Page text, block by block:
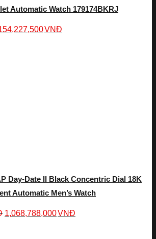
Automatic Watch 179174BKRJ
VNĐ
Day-Date II Black Concentric Dial 18K
Automatic Men’s Watch
1,068,788,000VNĐ